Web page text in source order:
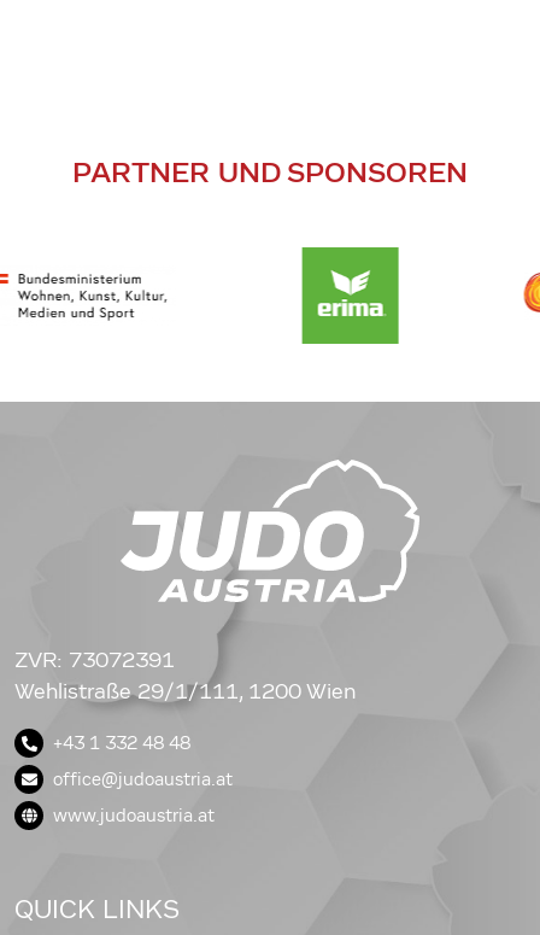
PARTNER UND SPONSOREN
ZVR: 73072391
Wehlistraße 29/1/111, 1200 Wien
+43 1 332 48 48
office@judoaustria.at
www.judoaustria.at
QUICK LINKS